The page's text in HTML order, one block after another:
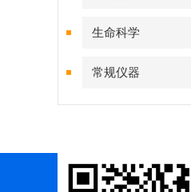
生命科学
常规仪器